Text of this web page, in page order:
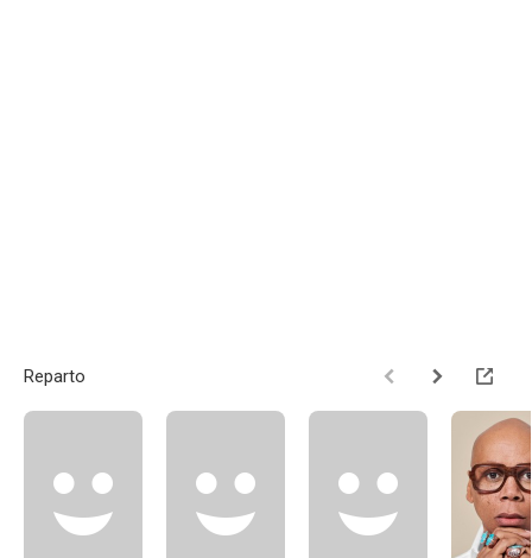
Reparto